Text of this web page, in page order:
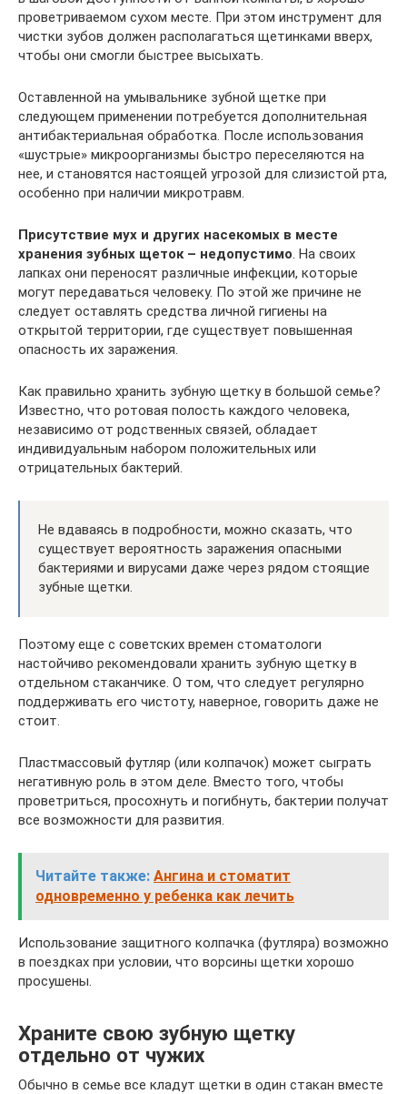
проветриваемом сухом месте. При этом инструмент для
чистки зубов должен располагаться щетинками вверх,
чтобы они смогли быстрее высыхать.
Оставленной на умывальнике зубной щетке при
следующем применении потребуется дополнительная
антибактериальная обработка. После использования
«шустрые» микроорганизмы быстро переселяются на
нее, и становятся настоящей угрозой для слизистой рта,
особенно при наличии микротравм.
Присутствие мух и других насекомых в месте
хранения зубных щеток – недопустимо. На своих
лапках они переносят различные инфекции, которые
могут передаваться человеку. По этой же причине не
следует оставлять средства личной гигиены на
открытой территории, где существует повышенная
опасность их заражения.
Как правильно хранить зубную щетку в большой семье?
Известно, что ротовая полость каждого человека,
независимо от родственных связей, обладает
индивидуальным набором положительных или
отрицательных бактерий.
Не вдаваясь в подробности, можно сказать, что
существует вероятность заражения опасными
бактериями и вирусами даже через рядом стоящие
зубные щетки.
Поэтому еще с советских времен стоматологи
настойчиво рекомендовали хранить зубную щетку в
отдельном стаканчике. О том, что следует регулярно
поддерживать его чистоту, наверное, говорить даже не
стоит.
Пластмассовый футляр (или колпачок) может сыграть
негативную роль в этом деле. Вместо того, чтобы
проветриться, просохнуть и погибнуть, бактерии получат
все возможности для развития.
Читайте также: Ангина и стоматит
одновременно у ребенка как лечить
Использование защитного колпачка (футляра) возможно
в поездках при условии, что ворсины щетки хорошо
просушены.
Храните свою зубную щетку
отдельно от чужих
Обычно в семье все кладут щетки в один стакан вместе